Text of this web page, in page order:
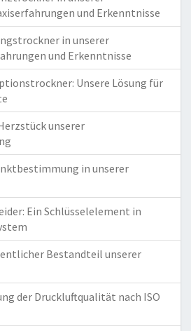
und Erkenntnisse
in unserer
und Erkenntnisse
Unsere Lösung für
unserer
in unserer
Ein Schlüsselelement in
Bestandteil unserer
der Druckluftqualität nach ISO